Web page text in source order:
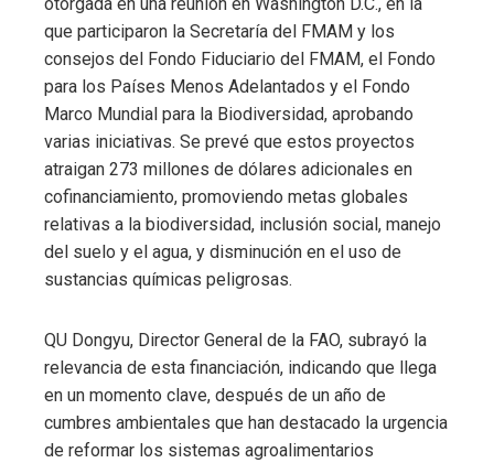
otorgada en una reunión en Washington D.C., en la
que participaron la Secretaría del FMAM y los
consejos del Fondo Fiduciario del FMAM, el Fondo
para los Países Menos Adelantados y el Fondo
Marco Mundial para la Biodiversidad, aprobando
varias iniciativas. Se prevé que estos proyectos
atraigan 273 millones de dólares adicionales en
cofinanciamiento, promoviendo metas globales
relativas a la biodiversidad, inclusión social, manejo
del suelo y el agua, y disminución en el uso de
sustancias químicas peligrosas.
QU Dongyu, Director General de la FAO, subrayó la
relevancia de esta financiación, indicando que llega
en un momento clave, después de un año de
cumbres ambientales que han destacado la urgencia
de reformar los sistemas agroalimentarios